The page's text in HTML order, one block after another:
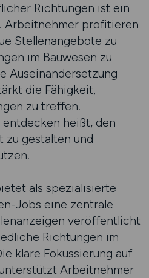
Richtungen ist ein
Arbeitnehmer profitieren
Stellenangebote zu
im Bauwesen zu
Auseinandersetzung
die Fähigkeit,
zu treffen.
entdecken heißt, den
zu gestalten und
als spezialisierte
Jobs eine zentrale
veröffentlicht
Richtungen im
klare Fokussierung auf
Arbeitnehmer